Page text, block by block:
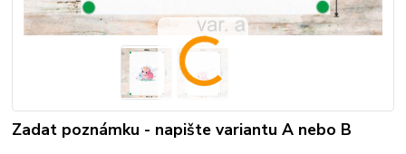
Zadat poznámku - napište variantu A nebo B